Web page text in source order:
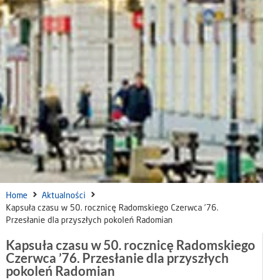
Home
Aktualności
Kapsuła czasu w 50. rocznicę Radomskiego Czerwca ’76.
Przesłanie dla przyszłych pokoleń Radomian
Kapsuła czasu w 50. rocznicę Radomskiego
Czerwca ’76. Przesłanie dla przyszłych
pokoleń Radomian